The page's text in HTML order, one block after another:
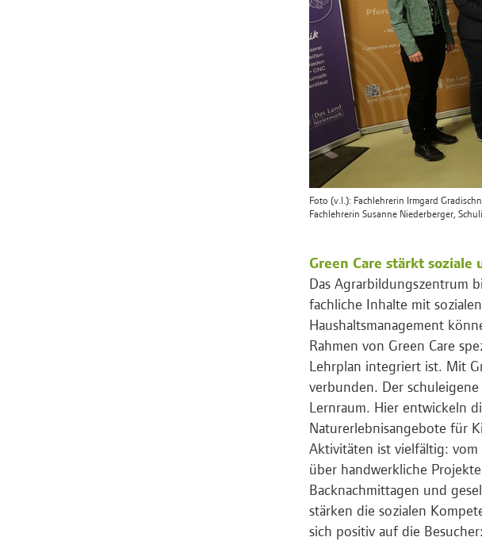
Foto (v.l.): Fachlehrerin Irmgard
Fachlehrerin Susanne Niederberger,
Green Care stärkt soziale
Das Agrarbildungszentrum
fachliche Inhalte mit
Haushaltsmanagement
Rahmen von Green Care
Lehrplan integriert ist. Mit
verbunden. Der
Lernraum. Hier entwickeln
Naturerlebnisangebote für
Aktivitäten ist vielfältig:
über handwerkliche
Backnachmittagen und
stärken die sozialen
sich positiv auf die